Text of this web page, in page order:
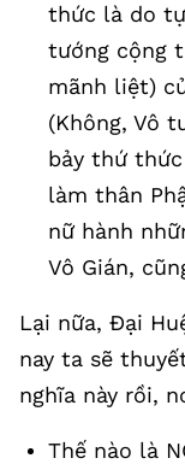
thức là do
tướng cộng
mãnh liệt)
(Không, Vô
bảy thứ
làm thân
nữ hành
Vô Gián,
Lại nữa, Đại
nay ta sẽ
nghĩa này rồi,
Thế nào là